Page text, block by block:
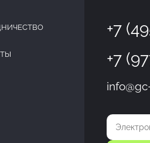
+7
+7